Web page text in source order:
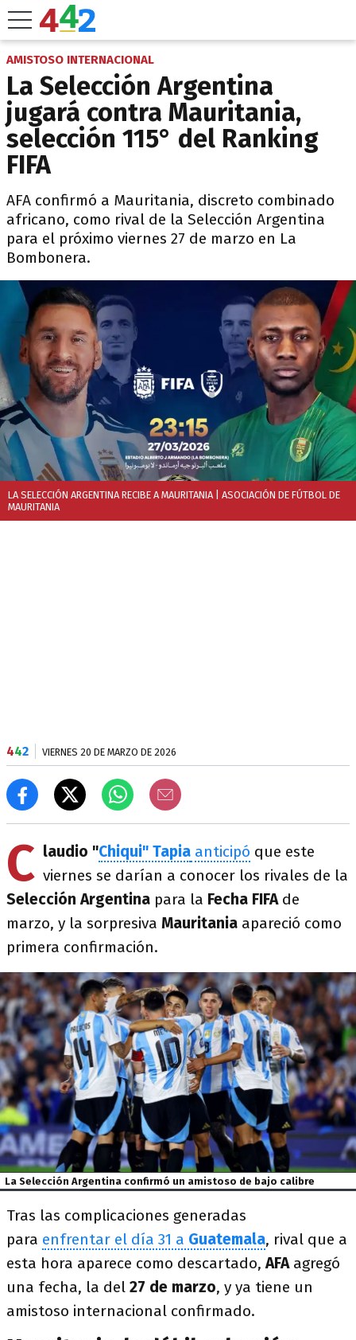
AMISTOSO INTERNACIONAL
La Selección Argentina
jugará contra Mauritania,
selección 115° del Ranking
FIFA
​AFA confirmó a Mauritania, discreto combinado
africano, como rival de la Selección Argentina
para el próximo viernes 27 de marzo en La
Bombonera.
LA SELECCIÓN ARGENTINA RECIBE A MAURITANIA | ASOCIACIÓN DE FÚTBOL DE
MAURITANIA
442 VIERNES 20 DE MARZO DE 2026
C laudio "Chiqui" Tapia anticipó que este
viernes se darían a conocer los rivales de la
Selección Argentina para la Fecha FIFAde
marzo, y la sorpresiva Mauritania apareció como
primera confirmación.
La Selección Argentina confirmó un amistoso de bajo calibre
Tras las complicaciones generadas
para enfrentar el día 31 a Guatemala, rival que a
esta hora aparece como descartado,AFAagregó
una fecha, la del 27 de marzo, y ya tiene un
amistoso internacional confirmado.